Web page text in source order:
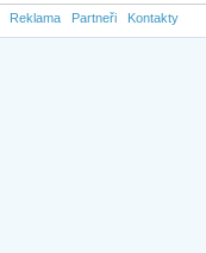
Reklama Partneři Kontakty